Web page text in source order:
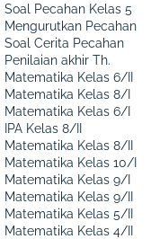
Soal Pecahan Kelas 5
Mengurutkan Pecahan
Soal Cerita Pecahan
Penilaian akhir Th.
Matematika Kelas 6/II
Matematika Kelas 8/I
Matematika Kelas 6/I
IPA Kelas 8/II
Matematika Kelas 8/II
Matematika Kelas 10/I
Matematika Kelas 9/I
Matematika Kelas 9/II
Matematika Kelas 5/II
Matematika Kelas 4/II